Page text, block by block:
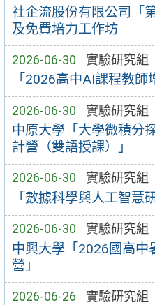
社企流股份有限公司「
及免費培力工作坊
2026-06-30 實驗研究組
「2026高中AI課程教師
2026-06-30 實驗研究組
中原大學「大學微積分
計營（雙語授課）」
2026-06-30 實驗研究組
「數據科學與人工智慧
2026-06-30 實驗研究組
中興大學「2026國高中
營」
2026-06-26 實驗研究組